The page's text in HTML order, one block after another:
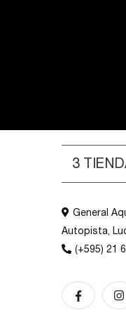
3
General
Autopista,
(+595) 21